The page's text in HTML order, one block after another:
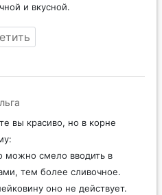
и вкусной.
вы красиво, но в корне
можно смело вводить в
тем более сливочное.
оно не действует.